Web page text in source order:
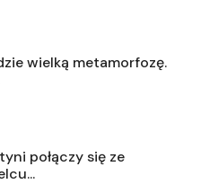
wielką metamorfozę.
połączy się ze